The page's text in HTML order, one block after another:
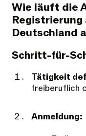
Wie läuft die
Registrierung
Deutschland
Schritt-für-
Tätigkeit
freiberuflich
Anmeldung: